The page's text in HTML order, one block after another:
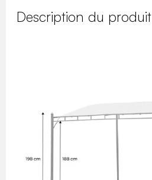
Description du produit